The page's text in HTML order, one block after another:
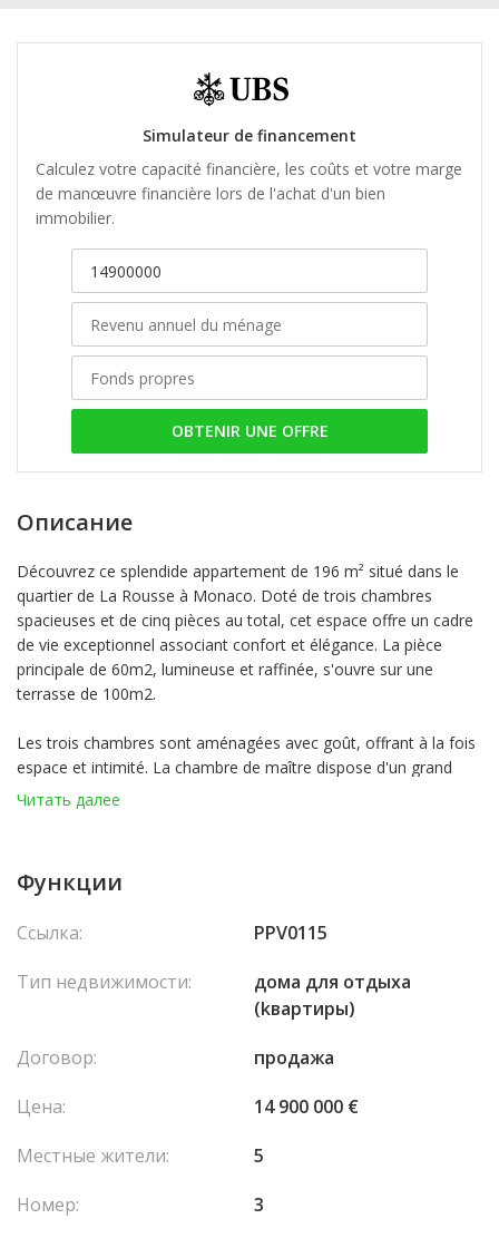
Simulateur de financement
Calculez votre capacité financière, les coûts et votre marge
de manœuvre financière lors de l'achat d'un bien
immobilier.
OBTENIR UNE OFFRE
Описание
Découvrez ce splendide appartement de 196 m² situé dans le
quartier de La Rousse à Monaco. Doté de trois chambres
spacieuses et de cinq pièces au total, cet espace offre un cadre
de vie exceptionnel associant confort et élégance. La pièce
principale de 60m2, lumineuse et raffinée, s'ouvre sur une
terrasse de 100m2.
Les trois chambres sont aménagées avec goût, offrant à la fois
espace et intimité. La chambre de maître dispose d'un grand
dressing.
La cuisine, quant à elle, allie praticité et style contemporain,
Ce bien unique, avec sa terrasse spacieuse, se trouve à la fois
Читать далее
Функции
Ссылка:
PPV0115
Тип недвижимости:
домa для отдыха
(kвартиры)
Договор:
продажа
Цена:
14 900 000 €
Местные жители:
5
Номер:
3